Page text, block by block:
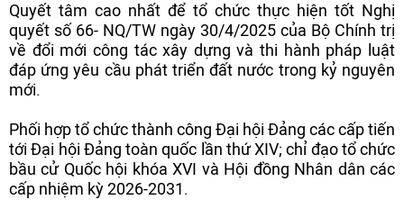
Quyết tâm cao nhất để tổ chức thực hiện tốt Nghị
quyết số 66- NQ/TW ngày 30/4/2025 của Bộ Chính trị
về đổi mới công tác xây dựng và thi hành pháp luật
đáp ứng yêu cầu phát triển đất nước trong kỷ nguyên
mới.
Phối hợp tổ chức thành công Đại hội Đảng các cấp tiến
tới Đại hội Đảng toàn quốc lần thứ XIV; chỉ đạo tổ chức
bầu cử Quốc hội khóa XVI và Hội đồng Nhân dân các
cấp nhiệm kỳ 2026-2031.